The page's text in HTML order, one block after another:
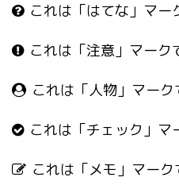
これは「はてな」マー
これは「注意」マーク
これは「人物」マーク
これは「チェック」マ
これは「メモ」マーク